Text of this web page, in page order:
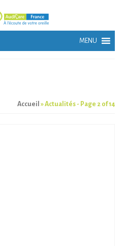
Accueil »Actualités - Page 2 of 14